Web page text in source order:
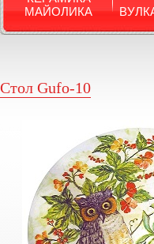
МАЙОЛИКА
Стол Gufo-10